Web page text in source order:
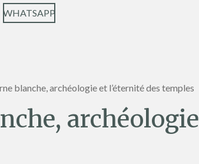
WHATSAPP
blanche, archéologie et l’éternité des temples
archéologie